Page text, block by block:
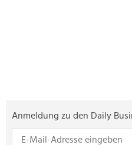
Anmeldung zu den Daily